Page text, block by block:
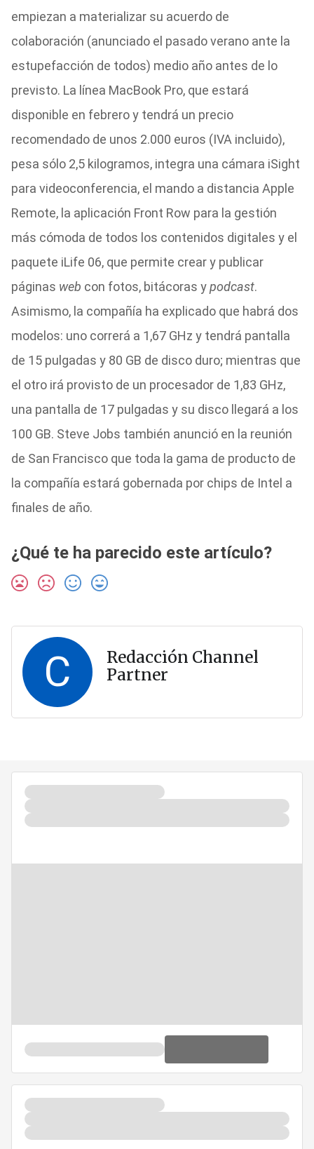
empiezan a materializar su acuerdo de
colaboración (anunciado el pasado verano ante la
estupefacción de todos) medio año antes de lo
previsto. La línea MacBook Pro, que estará
disponible en febrero y tendrá un precio
recomendado de unos 2.000 euros (IVA incluido),
pesa sólo 2,5 kilogramos, integra una cámara iSight
para videoconferencia, el mando a distancia Apple
Remote, la aplicación Front Row para la gestión
más cómoda de todos los contenidos digitales y el
paquete iLife 06, que permite crear y publicar
páginas web con fotos, bitácoras ypodcast.
Asimismo, la compañía ha explicado que habrá dos
modelos: uno correrá a 1,67 GHz y tendrá pantalla
de 15 pulgadas y 80 GB de disco duro; mientras que
el otro irá provisto de un procesador de 1,83 GHz,
una pantalla de 17 pulgadas y su disco llegará a los
100 GB. Steve Jobs también anunció en la reunión
de San Francisco que toda la gama de producto de
la compañía estará gobernada por chips de Intel a
finales de año.
¿Qué te ha parecido este artículo?
C
Redacción Channel
Partner